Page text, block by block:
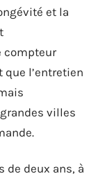
et la
compteur
l’entretien
villes
de deux ans, à